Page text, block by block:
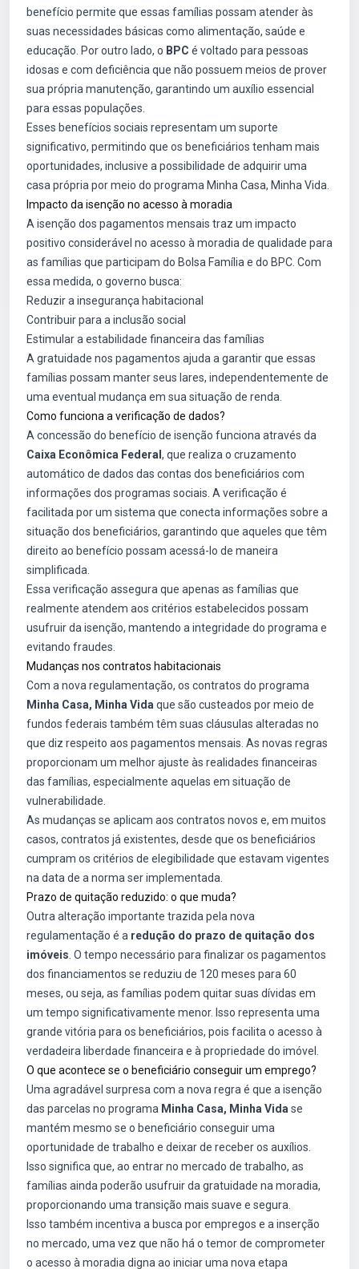
benefício permite que essas famílias possam atender às
suas necessidades básicas como alimentação, saúde e
educação. Por outro lado, o BPC é voltado para pessoas
idosas e com deficiência que não possuem meios de prover
sua própria manutenção, garantindo um auxílio essencial
para essas populações.
Esses benefícios sociais representam um suporte
significativo, permitindo que os beneficiários tenham mais
oportunidades, inclusive a possibilidade de adquirir uma
casa própria por meio do programa Minha Casa, Minha Vida.
Impacto da isenção no acesso à moradia
A isenção dos pagamentos mensais traz um impacto
positivo considerável no acesso à moradia de qualidade para
as famílias que participam do Bolsa Família e do BPC. Com
essa medida, o governo busca:
Reduzir a insegurança habitacional
Contribuir para a inclusão social
Estimular a estabilidade financeira das famílias
A gratuidade nos pagamentos ajuda a garantir que essas
famílias possam manter seus lares, independentemente de
uma eventual mudança em sua situação de renda.
Como funciona a verificação de dados?
A concessão do benefício de isenção funciona através da
Caixa Econômica Federal , que realiza o cruzamento
automático de dados das contas dos beneficiários com
informações dos programas sociais. A verificação é
facilitada por um sistema que conecta informações sobre a
situação dos beneficiários, garantindo que aqueles que têm
direito ao benefício possam acessá-lo de maneira
simplificada.
Essa verificação assegura que apenas as famílias que
realmente atendem aos critérios estabelecidos possam
usufruir da isenção, mantendo a integridade do programa e
evitando fraudes.
Mudanças nos contratos habitacionais
Com a nova regulamentação, os contratos do programa
Minha Casa, Minha Vida que são custeados por meio de
fundos federais também têm suas cláusulas alteradas no
que diz respeito aos pagamentos mensais. As novas regras
proporcionam um melhor ajuste às realidades financeiras
das famílias, especialmente aquelas em situação de
vulnerabilidade.
As mudanças se aplicam aos contratos novos e, em muitos
casos, contratos já existentes, desde que os beneficiários
cumpram os critérios de elegibilidade que estavam vigentes
na data de a norma ser implementada.
Prazo de quitação reduzido: o que muda?
Outra alteração importante trazida pela nova
regulamentação é a redução do prazo de quitação dos
imóveis . O tempo necessário para finalizar os pagamentos
dos financiamentos se reduziu de 120 meses para 60
meses, ou seja, as famílias podem quitar suas dívidas em
um tempo significativamente menor. Isso representa uma
grande vitória para os beneficiários, pois facilita o acesso à
verdadeira liberdade financeira e à propriedade do imóvel.
O que acontece se o beneficiário conseguir um emprego?
Uma agradável surpresa com a nova regra é que a isenção
das parcelas no programa Minha Casa, Minha Vida se
mantém mesmo se o beneficiário conseguir uma
oportunidade de trabalho e deixar de receber os auxílios.
Isso significa que, ao entrar no mercado de trabalho, as
famílias ainda poderão usufruir da gratuidade na moradia,
proporcionando uma transição mais suave e segura.
Isso também incentiva a busca por empregos e a inserção
no mercado, uma vez que não há o temor de comprometer
o acesso à moradia digna ao iniciar uma nova etapa